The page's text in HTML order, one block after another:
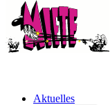
Aktuelles